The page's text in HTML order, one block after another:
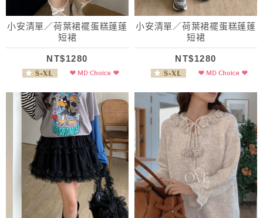
小安清單／荷葉裙襬蛋糕蓬蓬
短裙
NT$1280
小安清單／荷葉裙襬蛋糕蓬蓬
短裙
NT$1280